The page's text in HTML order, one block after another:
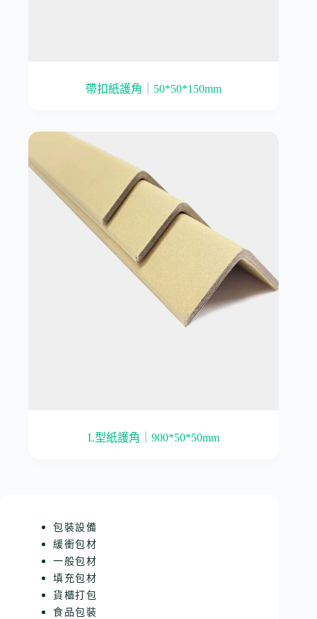
帶扣紙護角｜50*50*150mm
L型紙護角｜900*50*50mm
包裝設備
緩衝包材
一般包材
填充包材
貨櫃打包
食品包裝